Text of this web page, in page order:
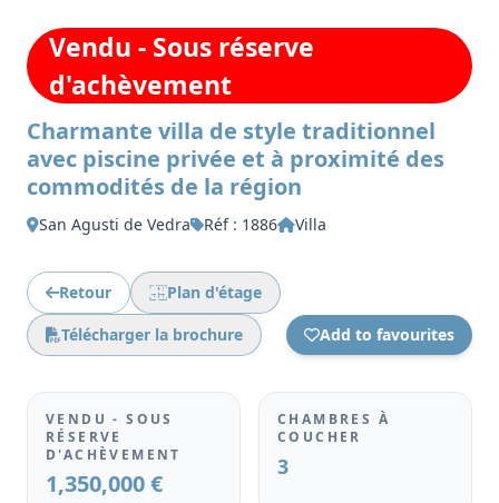
Vendu - Sous réserve
d'achèvement
Charmante villa de style traditionnel
avec piscine privée et à proximité des
commodités de la région
San Agusti de Vedra Réf : 1886 Villa
Retour
Plan d'étage
Télécharger la brochure
Add to favourites
VENDU - SOUS
RÉSERVE
D'ACHÈVEMENT
1,350,000 €
CHAMBRES À
COUCHER
3